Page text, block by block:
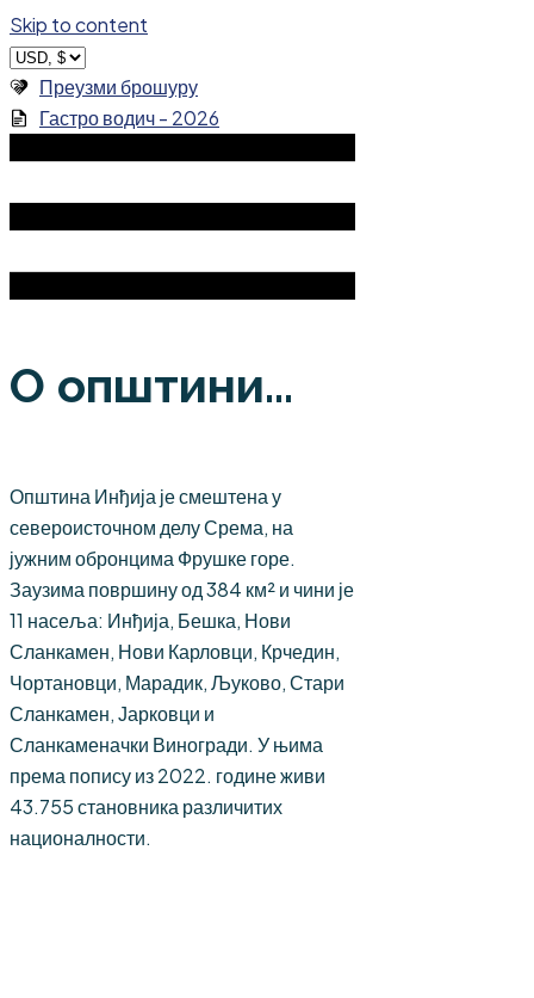
Skip to content
Преузми брошуру
Гастро водич - 2026
О општини...
Општина Инђија је смештена у
североисточном делу Срема, на
јужним обронцима Фрушке горе.
Заузима површину од 384 км² и чини је
11 насеља: Инђија, Бешка, Нови
Сланкамен, Нови Карловци, Крчедин,
Чортановци, Марадик, Љуково, Стари
Сланкамен, Јарковци и
Сланкаменачки Виногради. У њима
према попису из 2022. године живи
43.755 становника различитих
националности.